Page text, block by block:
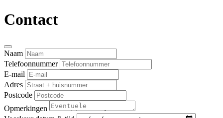
Contact
Naam
Telefoonnummer
E-mail
Adres
Postcode
Opmerkingen